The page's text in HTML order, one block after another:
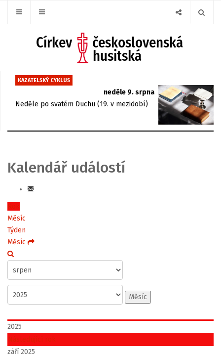
KAZATELSKÝ CYKLUS
neděle 9. srpna
Neděle po svatém Duchu (19. v mezidobí)
Kalendář událostí
Rok
Měsíc
Týden
Měsíc
Měsíc
2025
Následující rok
září 2025